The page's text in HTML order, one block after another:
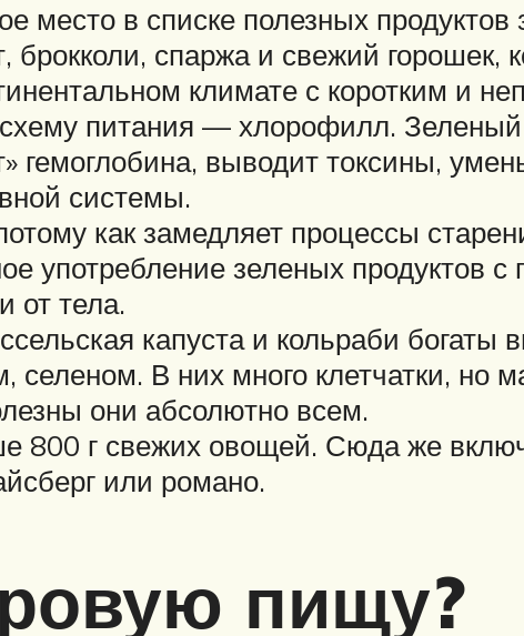
в списке полезных
спаржа и свежий горошек,
климате с коротким и
питания — хлорофилл. Зеленый
гемоглобина, выводит токсины,
системы.
как замедляет процессы
употребление зеленых продуктов с
от тела.
капуста и кольраби
В них много клетчатки, но
они абсолютно всем.
800 г свежих овощей. Сюда же
или романо.
пищу?